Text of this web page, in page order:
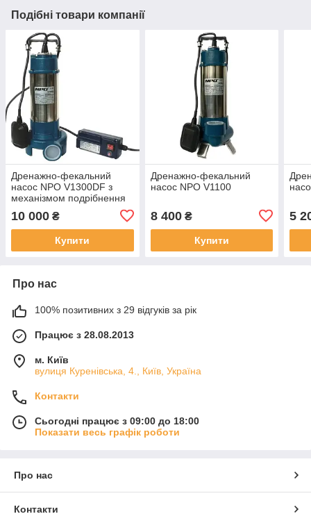
Подібні товари компанії
Дренажно-фекальний
насос NPO V1300DF з
механізмом подрібнення
10 000 ₴
Купити
Дренажно-фекальний
насос NPO V1100
8 400₴
Купити
5
Про нас
100% позитивних з 29 відгуків за рік
Працює з 28.08.2013
м. Київ
вулиця Куренівська, 4., Київ, Україна
Контакти
Сьогодні працює з 09:00 до 18:00
Показати весь графік роботи
Про нас
Контакти